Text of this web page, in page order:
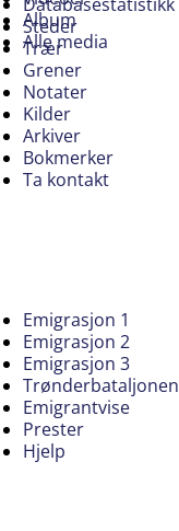
Album
Alle media
Steder
Trær
Grener
Notater
Kilder
Arkiver
Bokmerker
Ta kontakt
Emigrasjon 1
Emigrasjon 2
Emigrasjon 3
Trønderbataljonen
Emigrantvise
Prester
Hjelp